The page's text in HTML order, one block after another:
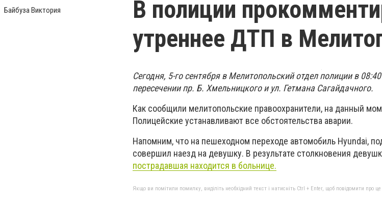
Байбуза Виктория
В полиции
утреннее ДТП в
Сегодня, 5-го сентября в Мелитопольский отдел полиции в
пересечении пр. Б. Хмельницкого и ул. Гетмана Сагайдачного.
Как сообщили мелитопольские правоохранители, на данный
Полицейские устанавливают все обстоятельства аварии.
Напомним, что на пешеходном переходе автомобиль Hyundai,
совершил наезд на девушку. В результате столкновения
пострадавшая находится в больнице.
Якщо ви помітили помилку, виділіть необхідний текст і натисніть Ctrl + Enter, щоб повідомити про